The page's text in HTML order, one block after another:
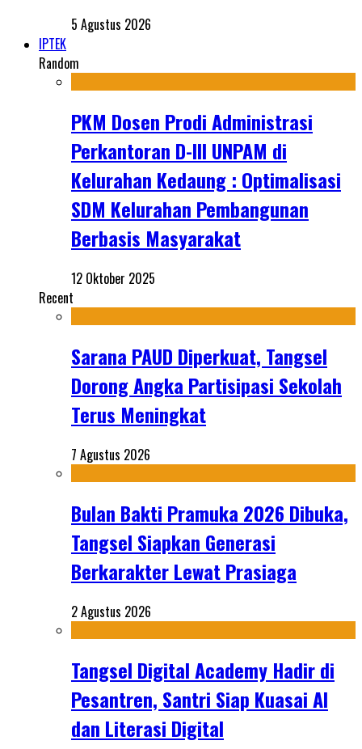
5 Agustus 2026
IPTEK
Random
PKM Dosen Prodi Administrasi
Perkantoran D-III UNPAM di
Kelurahan Kedaung : Optimalisasi
SDM Kelurahan Pembangunan
Berbasis Masyarakat
12 Oktober 2025
Recent
Sarana PAUD Diperkuat, Tangsel
Dorong Angka Partisipasi Sekolah
Terus Meningkat
7 Agustus 2026
Bulan Bakti Pramuka 2026 Dibuka,
Tangsel Siapkan Generasi
Berkarakter Lewat Prasiaga
2 Agustus 2026
Tangsel Digital Academy Hadir di
Pesantren, Santri Siap Kuasai AI
dan Literasi Digital